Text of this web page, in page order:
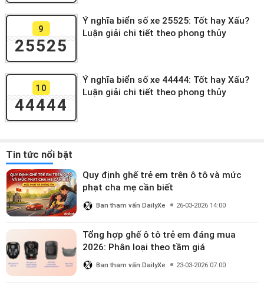
9
25525
Ý nghĩa biển số xe 25525: Tốt hay Xấu?
Luận giải chi tiết theo phong thủy
10
44444
Ý nghĩa biển số xe 44444: Tốt hay Xấu?
Luận giải chi tiết theo phong thủy
Tin tức nổi bật
Quy định ghế trẻ em trên ô tô và mức
phạt cha mẹ cần biết
Ban tham vấn DailyXe 26-03-2026 14:00
Tổng hợp ghế ô tô trẻ em đáng mua
2026: Phân loại theo tầm giá
Ban tham vấn DailyXe 23-03-2026 07:00